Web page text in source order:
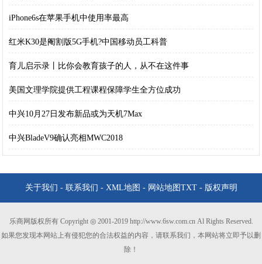
iPhone6s在苹果手机中使用率最高
红米K30是阉割版5G手机?中国移动员工科普
育儿启示录丨比你会教育孩子的人，从不在这件事
美国文理学院提供工程课程保障学生全方位成功
中兴10月27日发布新品或为天机7Max
中兴BladeV9确认亮相MWC2018
关于我们 - 联系我们 - XML地图 - 网站地图 TXT- 版权声明
乐商网版权所有 Copyright ◎ 2001-2019 http://www.6sw.com.cn Al Rights Reserved.
如果您发现本网站上有侵犯您的合法权益的内容，请联系我们，本网站将立即予以删
除！